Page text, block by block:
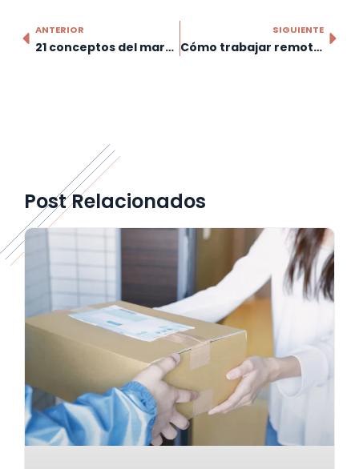
ANTERIOR
21 conceptos del marketing que debes conocer
SIGUIENTE
Cómo trabajar remotamente en tu asesoría
Post Relacionados